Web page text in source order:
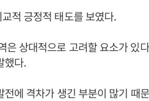
적 긍정적 태도를 보였다.
상대적으로 고려할 요소가 있
했다.
에 격차가 생긴 부분이 많기 때